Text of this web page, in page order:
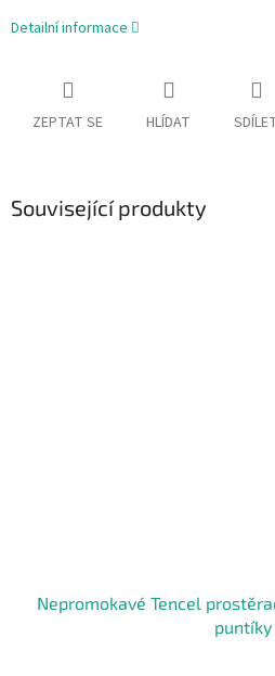
Detailní informace
ZEPTAT SE HLÍDAT
Související produkty
Nepromokavé Tencel
puntíky